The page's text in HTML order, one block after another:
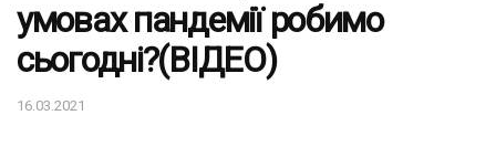
умовах пандемії робимо
сьогодні?(ВІДЕО)
16.03.2021